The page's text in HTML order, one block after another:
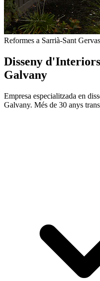
Reformes a Sarrià-Sant
Disseny
Galvany
Empresa especialitzada en
Galvany. Més de 30 anys